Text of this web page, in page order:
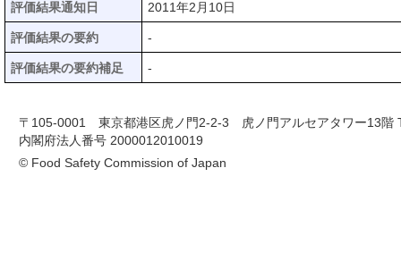
評価結果通知日 2011年2月10日
評価結果の要約 -
評価結果の要約補足 -
〒105-0001 東京都港区虎ノ門2-2-3 虎ノ門アルセアタワー13階
内閣府法人番号 2000012010019
© Food Safety Commission of Japan